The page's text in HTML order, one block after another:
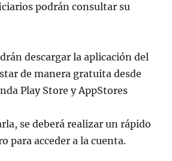
podrán consultar su
descargar la aplicación del
de manera gratuita desde
Play Store y AppStores
se deberá realizar un rápido
para acceder a la cuenta.